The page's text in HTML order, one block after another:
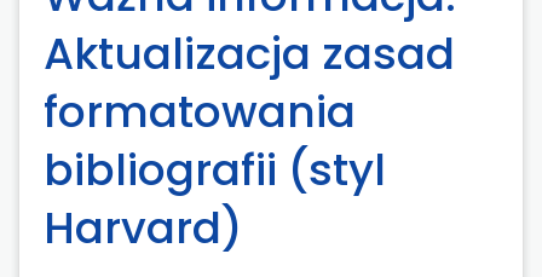
Aktualizacja zasad
formatowania
bibliografii (styl
Harvard)